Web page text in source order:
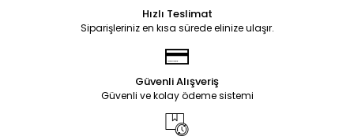
Hızlı Teslimat
Siparişleriniz en kısa sürede elinize ulaşır.
Güvenli Alışveriş
Güvenli ve kolay ödeme sistemi